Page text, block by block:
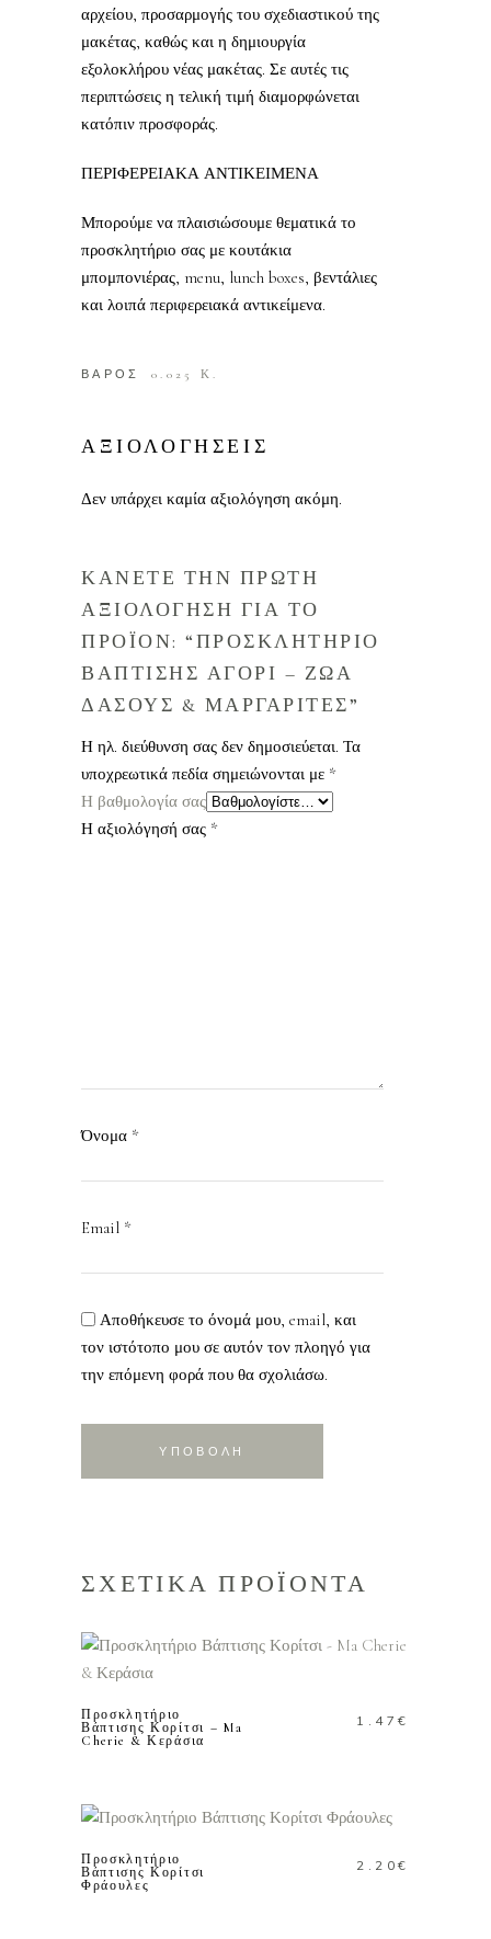
αρχείου, προσαρμογής του σχεδιαστικού της
μακέτας, καθώς και η δημιουργία
εξολοκλήρου νέας μακέτας. Σε αυτές τις
περιπτώσεις η τελική τιμή διαμορφώνεται
κατόπιν προσφοράς.
ΠΕΡΙΦΕΡΕΙΑΚΑ ΑΝΤΙΚΕΙΜΕΝΑ
Μπορούμε να πλαισιώσουμε θεματικά το
προσκλητήριο σας με κουτάκια
μπομπονιέρας, menu, lunch boxes, βεντάλιες
και λοιπά περιφερειακά αντικείμενα.
ΒΑΡΟΣ 0.025 Κ.
ΑΞΙΟΛΟΓΗΣΕΙΣ
Δεν υπάρχει καμία αξιολόγηση ακόμη.
ΚΑΝΕΤΕ ΤΗΝ ΠΡΩΤΗ
ΑΞΙΟΛΟΓΗΣΗ ΓΙΑ ΤΟ
ΠΡΟΪΟΝ: “ΠΡΟΣΚΛΗΤΗΡΙΟ
ΒΑΠΤΙΣΗΣ ΑΓΟΡΙ – ΖΩΑ
ΔΑΣΟΥΣ & ΜΑΡΓΑΡΙΤΕΣ”
Η ηλ. διεύθυνση σας δεν δημοσιεύεται. Τα
υποχρεωτικά πεδία σημειώνονται με *
Η βαθμολογία σας
Η αξιολόγησή σας *
Όνομα *
Email *
Αποθήκευσε το όνομά μου, email, και
τον ιστότοπο μου σε αυτόν τον πλοηγό για
την επόμενη φορά που θα σχολιάσω.
ΣΧΕΤΙΚΑ ΠΡΟΪΟΝΤΑ
ΠΡΟΣΘΗΚΗ ΣΤΟ
Προσκλητήριο
Βάπτισης Κορίτσι – Ma
Cherie & Κεράσια
1.47€
Προσκλητήριο
Βάπτισης Κορίτσι
Φράουλες
2.20€